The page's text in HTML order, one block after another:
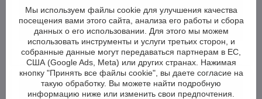
Хрустальная люстра для гостиной TX608001018
Мы используем файлы cookie для улучшения качества
посещения вами этого сайта, анализа его работы и сбора
данных о его использовании. Для этого мы можем
использовать инструменты и услуги третьих сторон, и
собранные данные могут передаваться партнерам в ЕС,
США (Google Ads, Meta) или других странах. Нажимая
кнопку "Принять все файлы cookie", вы даете согласие на
такую обработку. Вы можете найти подробную
информацию ниже или изменить свои предпочтения.